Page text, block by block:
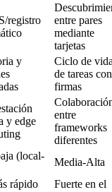
registro
entre pares
mediante
tarjetas
y
Ciclo de
de tareas con
firmas
y edge
entre
frameworks
diferentes
(local-
Media-Alta
rápido
Fuerte en el